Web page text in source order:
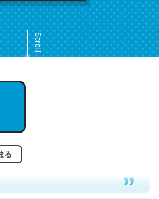
Scroll
る
クレバーなんだろうなと凄く思
人は原文もお勧め。自分はこの流
かい？ by ラーズ・ヌートバー